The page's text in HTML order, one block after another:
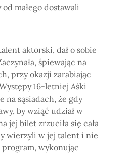
małego dostawali
aktorski, dał o sobie
śpiewając na
przy okazji zarabiając
16-letniej Aśki
na sąsiadach, że gdy
by wziąć udział w
jej bilet zrzuciła się cała
wierzyli w jej talent i nie
program, wykonując